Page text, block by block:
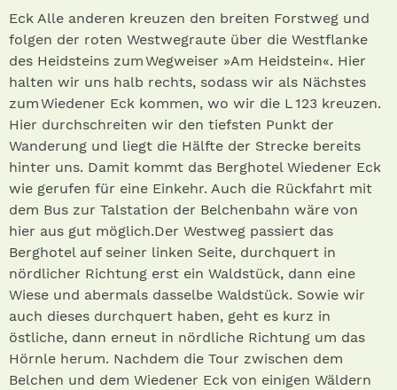
Eck Alle anderen kreuzen den breiten Forstweg und
folgen der roten Westwegraute über die Westflanke
des Heidsteins zum Wegweiser »Am Heidstein«. Hier
halten wir uns halb rechts, sodass wir als Nächstes
zum Wiedener Eck kommen, wo wir die L 123 kreuzen.
Hier durchschreiten wir den tiefsten Punkt der
Wanderung und liegt die Hälfte der Strecke bereits
hinter uns. Damit kommt das Berghotel Wiedener Eck
wie gerufen für eine Einkehr. Auch die Rückfahrt mit
dem Bus zur Talstation der Belchenbahn wäre von
hier aus gut möglich.Der Westweg passiert das
Berghotel auf seiner linken Seite, durchquert in
nördlicher Richtung erst ein Waldstück, dann eine
Wiese und abermals dasselbe Waldstück. Sowie wir
auch dieses durchquert haben, geht es kurz in
östliche, dann erneut in nördliche Richtung um das
Hörnle herum. Nachdem die Tour zwischen dem
Belchen und dem Wiedener Eck von einigen Wäldern